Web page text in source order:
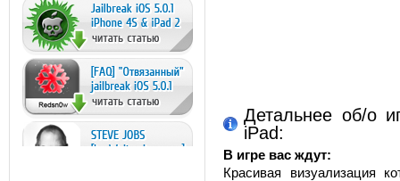
Детальнее об/о
iPad:
В игре вас ждут:
Красивая визуализация